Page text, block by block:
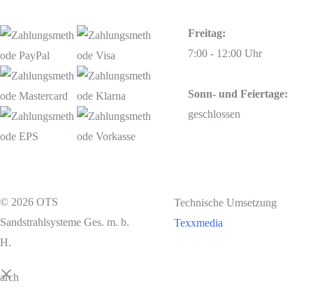
Freitag:
7:00 - 12:00 Uhr
Sonn- und Feiertage:
geschlossen
© 2026 OTS
Sandstrahlsysteme Ges. m. b.
H.
Technische Umsetzung
Texxmedia